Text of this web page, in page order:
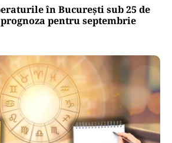
în București sub 25 de
pentru septembrie